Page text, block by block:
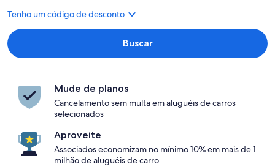
Tenho um código de desconto
Buscar
Mude de planos
Cancelamento sem multa em aluguéis de carros
selecionados
Aproveite
Associados economizam no mínimo 10% em mais de 1
milhão de aluguéis de carro